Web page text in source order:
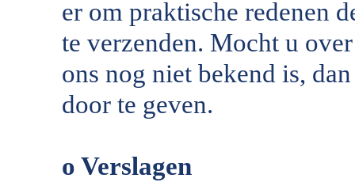
er om praktische redenen
te verzenden. Mocht u
ons nog niet bekend is,
door te geven.
o Verslagen